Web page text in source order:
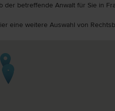
betreffende Anwalt für Sie in
eine weitere Auswahl von